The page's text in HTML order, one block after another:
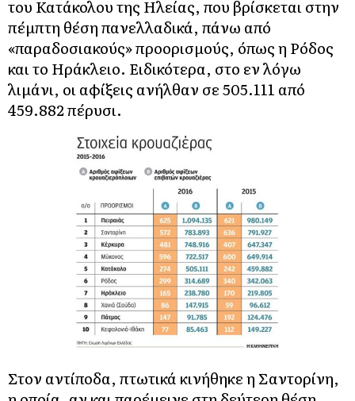
του Κατάκολου της Ηλείας, που βρίσκεται στην
πέμπτη θέση πανελλαδικά, πάνω από
«παραδοσιακούς» προορισμούς, όπως η Ρόδος
και το Ηράκλειο. Ειδικότερα, στο εν λόγω
λιμάνι, οι αφίξεις ανήλθαν σε 505.111 από
459.882 πέρυσι.
Στον αντίποδα, πτωτικά κινήθηκε η Σαντορίνη,